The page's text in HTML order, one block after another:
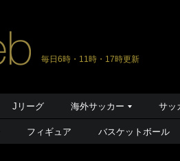
毎日6時・11時・17時更新
Jリーグ 海外サッカー サッ
フィギュア バスケットボール